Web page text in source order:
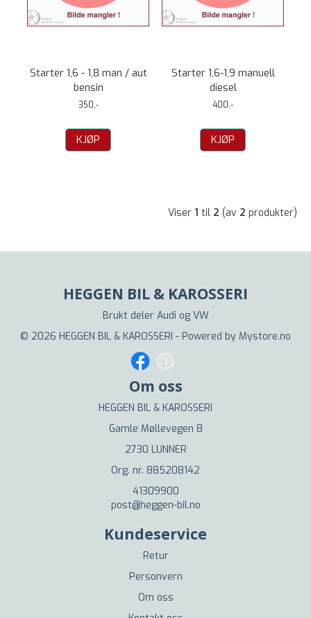
Starter 1,6 - 1,8 man / aut
bensin
350,-
KJØP
Starter 1,6-1,9 manuell
diesel
400,-
KJØP
Viser 1 til 2 (av 2 produkter)
HEGGEN BIL & KAROSSERI
Brukt deler Audi og VW
© 2026 HEGGEN BIL & KAROSSERI - Powered by Mystore.no
Om oss
HEGGEN BIL & KAROSSERI
Gamle Møllevegen 8
2730 LUNNER
Org. nr. 885208142
41309900
post@heggen-bil.no
Kundeservice
Retur
Personvern
Om oss